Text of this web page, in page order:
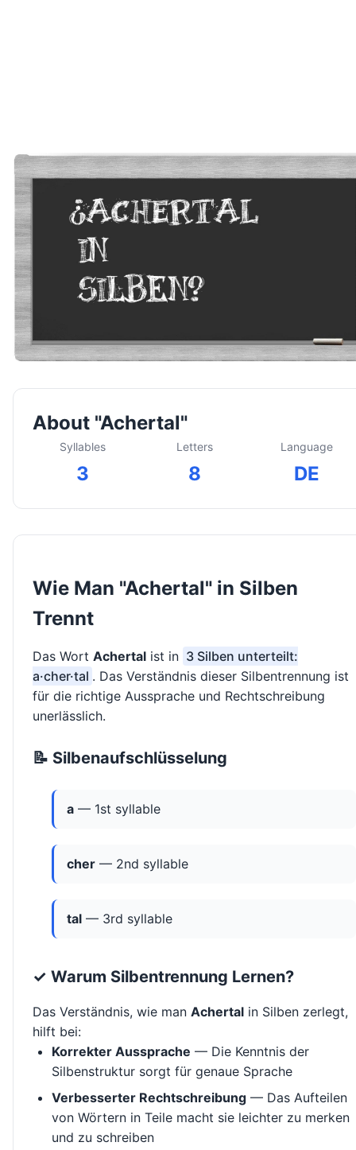
About "Achertal"
Syllables
3
Letters
8
Language
DE
Wie Man "Achertal" in Silben
Trennt
Das Wort Achertal ist in 3 Silben unterteilt:
a·cher·tal . Das Verständnis dieser Silbentrennung ist
für die richtige Aussprache und Rechtschreibung
unerlässlich.
📝 Silbenaufschlüsselung
a — 1st syllable
cher — 2nd syllable
tal — 3rd syllable
✓ Warum Silbentrennung Lernen?
Das Verständnis, wie man Achertal in Silben zerlegt,
hilft bei:
Korrekter Aussprache — Die Kenntnis der
Silbenstruktur sorgt für genaue Sprache
Verbesserter Rechtschreibung — Das Aufteilen
von Wörtern in Teile macht sie leichter zu merken
und zu schreiben